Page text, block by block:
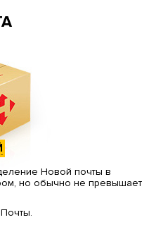
Новой почты в
но обычно не превышает